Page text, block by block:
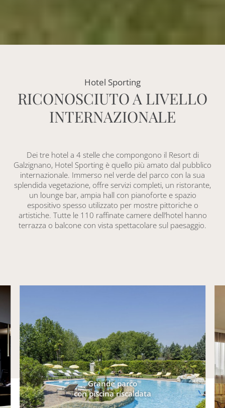
Hotel Sporting
RICONOSCIUTO A LIVELLO
INTERNAZIONALE
Dei tre hotel a 4 stelle che compongono il Resort di
Galzignano, Hotel Sporting è quello più amato dal pubblico
internazionale. Immerso nel verde del parco con la sua
splendida vegetazione, offre servizi completi, un ristorante,
un lounge bar, ampia hall con pianoforte e spazio
espositivo spesso utilizzato per mostre pittoriche o
artistiche. Tutte le 110 raffinate camere dell’hotel hanno
terrazza o balcone con vista spettacolare sul paesaggio.
Grande parco
con piscina riscaldata